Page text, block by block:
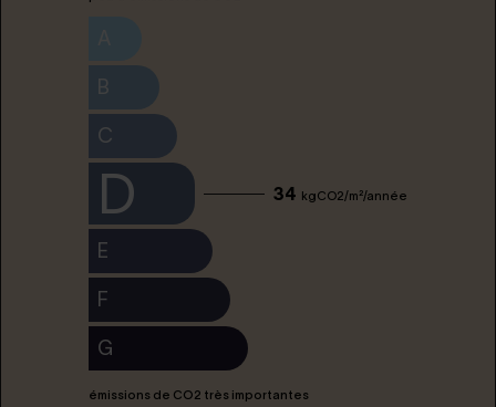
B
C
D 34 kgCO2/m²/année
E
F
G
émissions de CO2 très importantes